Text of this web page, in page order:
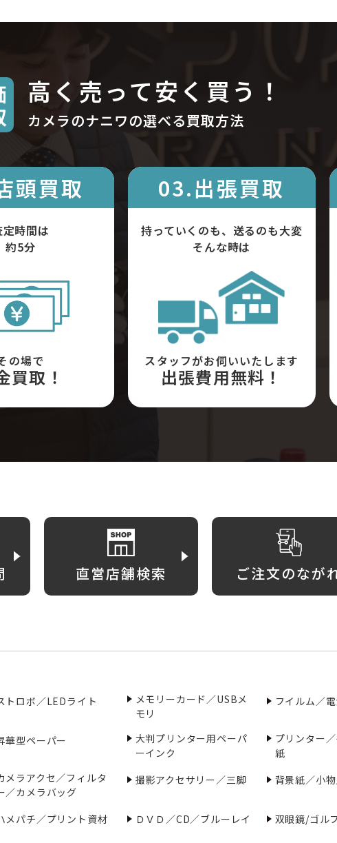
高く売って安く買う！
カメラのナニワの選べる買取方法
頭買取
定時間は
約5分
の場で
買取！
03.出張買取
持っていくのも、送るのも大変
そんな時は
スタッフがお伺いいたします
出張費用無料！
直営店舗検索 ご注文のなが
トロボ／LEDライト
メモリーカード／USBメ
モリ
フイルム／
華型ペーパー
大判プリンター用ペーパ
ーインク
プリンター
紙
メラアクセ／フィルタ
／カメラバッグ
撮影アクセサリー／三脚 背景紙／小
メパチ／プリント資材 ＤＶＤ／CD／ブルーレイ 双眼鏡/ゴル